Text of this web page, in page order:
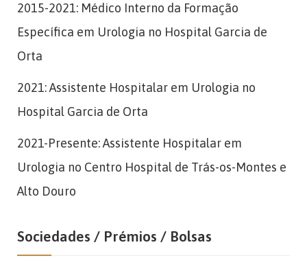
2015-2021: Médico Interno da Formação
Específica em Urologia no Hospital Garcia de
Orta
2021: Assistente Hospitalar em Urologia no
Hospital Garcia de Orta
2021-Presente: Assistente Hospitalar em
Urologia no Centro Hospital de Trás-os-Montes e
Alto Douro
Sociedades / Prémios / Bolsas